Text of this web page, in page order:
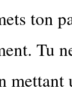
ton
Tu
mettant